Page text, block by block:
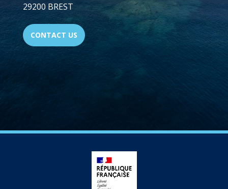
29200 BREST
CONTACT US